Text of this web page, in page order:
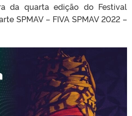
da quarta edição do Festival
SPMAV – FIVA SPMAV 2022 –